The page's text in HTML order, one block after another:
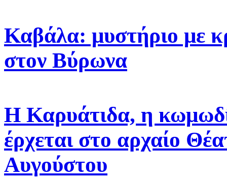
Καβάλα: μυστήριο με
στον Βύρωνα
Η Καρυάτιδα, η
έρχεται στο αρχαίο
Αυγούστου